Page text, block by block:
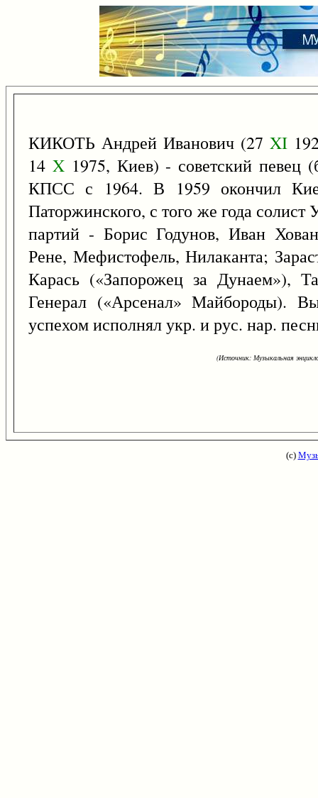
КИКОТЬ Андрей Иванович (27 XI
14 X1975, Киев) - советский певец
КПСС с 1964. В 1959 окончил
Паторжинского, с того же года солист
партий - Борис Годунов, Иван
Рене, Мефистофель, Нилаканта;
Карась («Запорожец за Дунаем»),
Генерал («Арсенал» Майбороды).
успехом исполнял укр. и рус. нар.
(Источник: Музыкальная
(с)